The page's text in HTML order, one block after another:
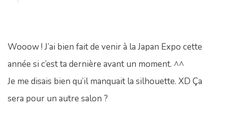
Wooow ! J’ai bien fait de venir à la Japan Expo cette
année si c’est ta dernière avant un moment. ^^
Je me disais bien qu’il manquait la silhouette. XD Ça
sera pour un autre salon ?